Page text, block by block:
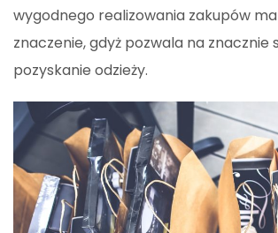
wygodnego realizowania zakupów ma
znaczenie, gdyż pozwala na znacznie
pozyskanie odzieży.